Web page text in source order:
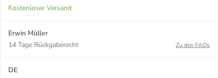
Kostenloser Versand
Erwin Müller
14 Tage Rückgaberecht
Zu den FAQs
DE